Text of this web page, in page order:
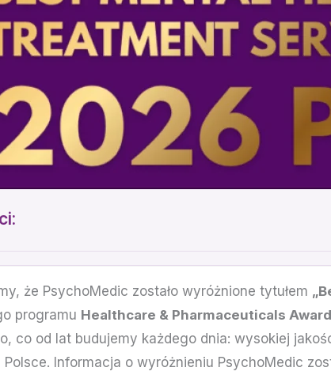
że PsychoMedic zostało wyróżnione tytułem
programu Healthcare & Pharmaceuticals
co od lat budujemy każdego dnia: wysokiej
Polsce. Informacja o wyróżnieniu PsychoMedic